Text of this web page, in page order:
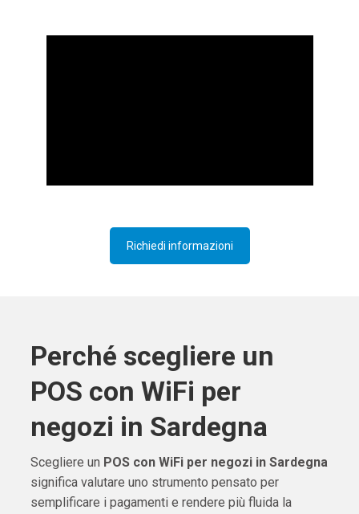
Richiedi informazioni
Perché scegliere un
POS con WiFi per
negozi in Sardegna
Scegliere un POS con WiFi per negozi in Sardegna
significa valutare uno strumento pensato per
semplificare i pagamenti e rendere più fluida la